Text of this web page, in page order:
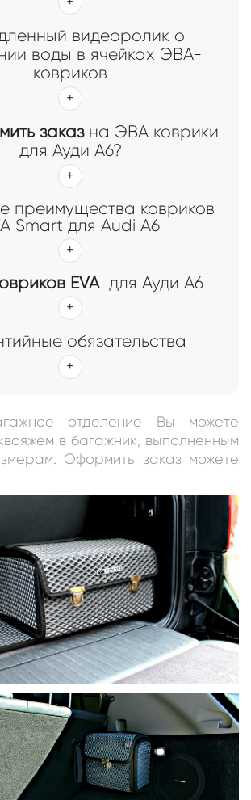
видеоролик о
воды в ячейках ЭВА-
ковриков
заказна ЭВА коврики
для Ауди А6?
преимущества ковриков
Smart для Audi A6
EVAдля Ауди А6
обязательства
отделение Вы можете
в багажник, выполненным
Оформить заказ можете